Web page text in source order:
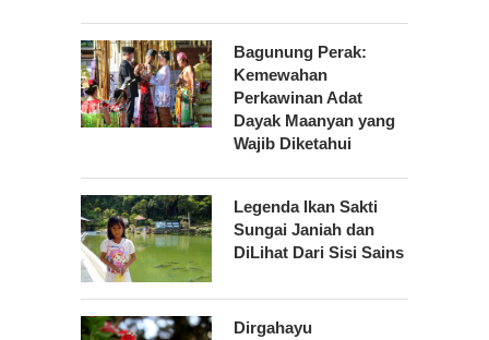
Bagunung Perak:
Kemewahan
Perkawinan Adat
Dayak Maanyan yang
Wajib Diketahui
Legenda Ikan Sakti
Sungai Janiah dan
DiLihat Dari Sisi Sains
Dirgahayu